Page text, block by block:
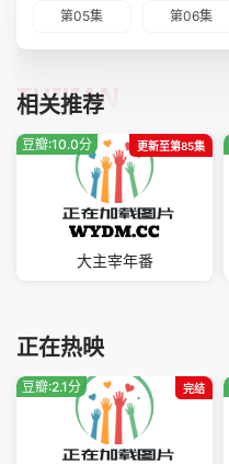
第05集 第06集
相关推荐
TUIJIAN
更新至第85集
豆瓣:10.0分
大主宰年番
正在热映
完结
豆瓣:2.1分